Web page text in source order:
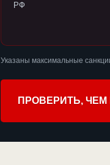
РФ
Указаны максимальные
ПРОВЕРИТЬ,